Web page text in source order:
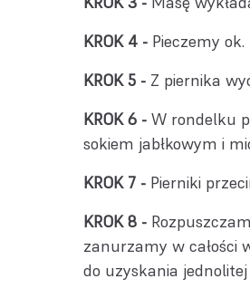
Pieczemy
Z piernika
W rondelku
sokiem jabłkowym i
Pierniki
zanurzamy w całości
do uzyskania